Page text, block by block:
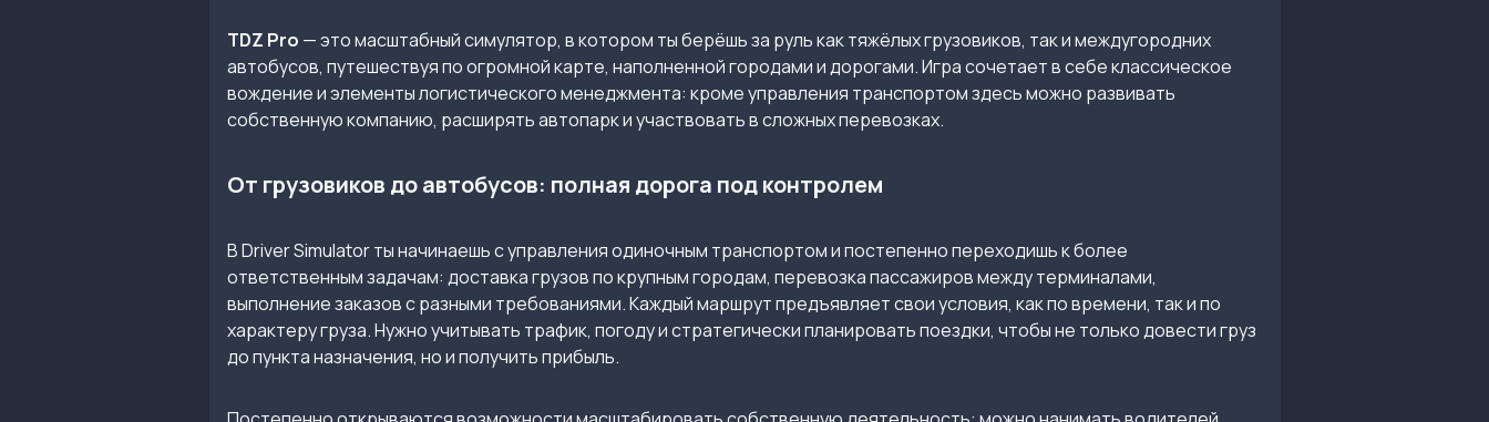
TDZ Pro — это масштабный симулятор, в котором ты берёшь за руль как тяжёлых грузовиков, так и междугородних
автобусов, путешествуя по огромной карте, наполненной городами и дорогами. Игра сочетает в себе классическое
вождение и элементы логистического менеджмента: кроме управления транспортом здесь можно развивать
собственную компанию, расширять автопарк и участвовать в сложных перевозках.
От грузовиков до автобусов: полная дорога под контролем
В Driver Simulator ты начинаешь с управления одиночным транспортом и постепенно переходишь к более
ответственным задачам: доставка грузов по крупным городам, перевозка пассажиров между терминалами,
выполнение заказов с разными требованиями. Каждый маршрут предъявляет свои условия, как по времени, так и по
характеру груза. Нужно учитывать трафик, погоду и стратегически планировать поездки, чтобы не только довести груз
до пункта назначения, но и получить прибыль.